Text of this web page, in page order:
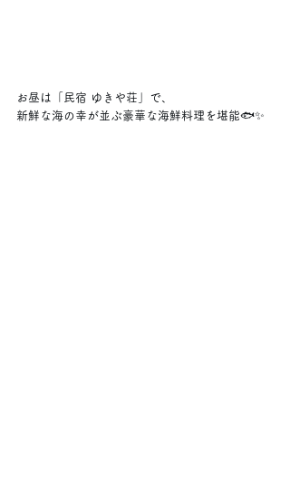
お昼は「民宿 ゆきや荘」で、
新鮮な海の幸が並ぶ豪華な海鮮料理を堪能🐟✨